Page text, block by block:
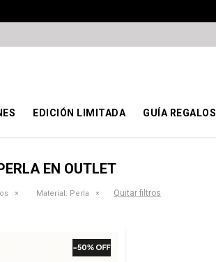
EDICIÓN LIMITADA GUÍA REGALOS
EN OUTLET
Material: Perla Quitar filtros